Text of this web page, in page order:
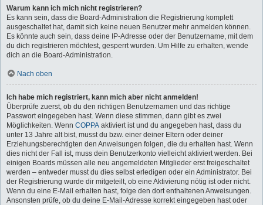
Warum kann ich mich nicht registrieren?
Es kann sein, dass die Board-Administration die Registrierung komplett
ausgeschaltet hat, damit sich keine neuen Benutzer mehr anmelden können.
Es könnte auch sein, dass deine IP-Adresse oder der Benutzername, mit dem
du dich registrieren möchtest, gesperrt wurden. Um Hilfe zu erhalten, wende
dich an die Board-Administration.
Nach oben
Ich habe mich registriert, kann mich aber nicht anmelden!
Überprüfe zuerst, ob du den richtigen Benutzernamen und das richtige
Passwort eingegeben hast. Wenn diese stimmen, dann gibt es zwei
Möglichkeiten. Wenn COPPA aktiviert ist und du angegeben hast, dass du
unter 13 Jahre alt bist, musst du bzw. einer deiner Eltern oder deiner
Erziehungsberechtigten den Anweisungen folgen, die du erhalten hast. Wenn
dies nicht der Fall ist, muss dein Benutzerkonto vielleicht aktiviert werden. Bei
einigen Boards müssen alle neu angemeldeten Mitglieder erst freigeschaltet
werden – entweder musst du dies selbst erledigen oder ein Administrator. Bei
der Registrierung wurde dir mitgeteilt, ob eine Aktivierung nötig ist oder nicht.
Wenn du eine E-Mail erhalten hast, folge den dort enthaltenen Anweisungen.
Ansonsten prüfe, ob du deine E-Mail-Adresse korrekt eingegeben hast oder